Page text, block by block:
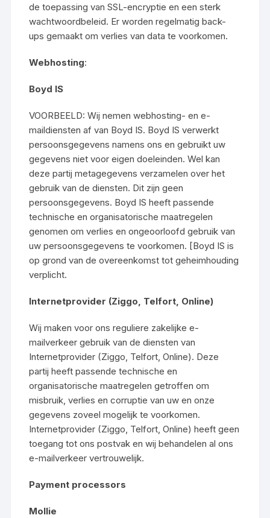
de toepassing van SSL-encryptie en een sterk
wachtwoordbeleid. Er worden regelmatig back-
ups gemaakt om verlies van data te voorkomen.
Webhosting:
Boyd IS
VOORBEELD: Wij nemen webhosting- en e-
maildiensten af van Boyd IS. Boyd IS verwerkt
persoonsgegevens namens ons en gebruikt uw
gegevens niet voor eigen doeleinden. Wel kan
deze partij metagegevens verzamelen over het
gebruik van de diensten. Dit zijn geen
persoonsgegevens. Boyd IS heeft passende
technische en organisatorische maatregelen
genomen om verlies en ongeoorloofd gebruik van
uw persoonsgegevens te voorkomen. [Boyd IS is
op grond van de overeenkomst tot geheimhouding
verplicht.
Internetprovider (Ziggo, Telfort, Online)
Wij maken voor ons reguliere zakelijke e-
mailverkeer gebruik van de diensten van
Internetprovider (Ziggo, Telfort, Online). Deze
partij heeft passende technische en
organisatorische maatregelen getroffen om
misbruik, verlies en corruptie van uw en onze
gegevens zoveel mogelijk te voorkomen.
Internetprovider (Ziggo, Telfort, Online) heeft geen
toegang tot ons postvak en wij behandelen al ons
e-mailverkeer vertrouwelijk.
Payment processors
Mollie